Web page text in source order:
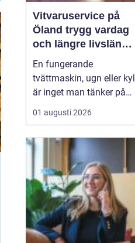
Vitvaruservice på
Öland trygg vardag
och längre livslängd
på dina maskiner
En fungerande
tvättmaskin, ugn eller kyl
är inget man tänker på
när allt rullar på. Men
när något stannar,
också. För hushåll och
företag på Öland blir
därför professionell
vitvaruservice en
avgörande del av en
trygg och smidig ...
01 augusti 2026